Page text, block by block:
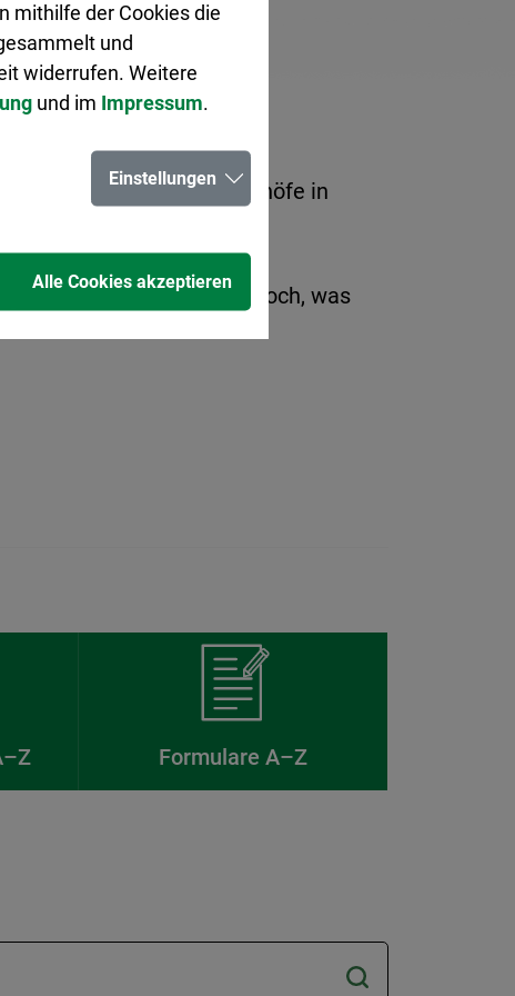
Vorgärten und Hinterhöfe in
Aktionstages: „Mach doch, was
Formulare A–Z
mithilfe der Cookies die
und
widerrufen. Weitere
und im Impressum
Einstellungen
Alle Cookies akzeptieren